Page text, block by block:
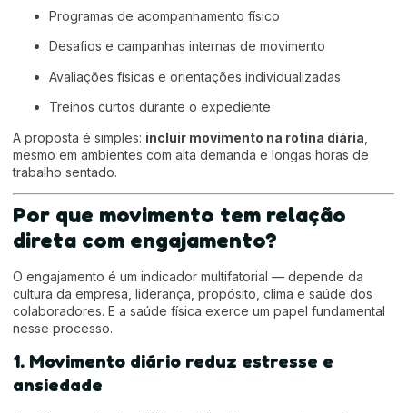
Programas de acompanhamento físico
Desafios e campanhas internas de movimento
Avaliações físicas e orientações individualizadas
Treinos curtos durante o expediente
A proposta é simples: incluir movimento na rotina diária
mesmo em ambientes com alta demanda e longas horas de
trabalho sentado.
Por que movimento tem relação
direta com engajamento?
O engajamento é um indicador multifatorial — depende da
cultura da empresa, liderança, propósito, clima e saúde dos
colaboradores. E a saúde física exerce um papel fundamental
nesse processo.
1. Movimento diário reduz estresse e
ansiedade